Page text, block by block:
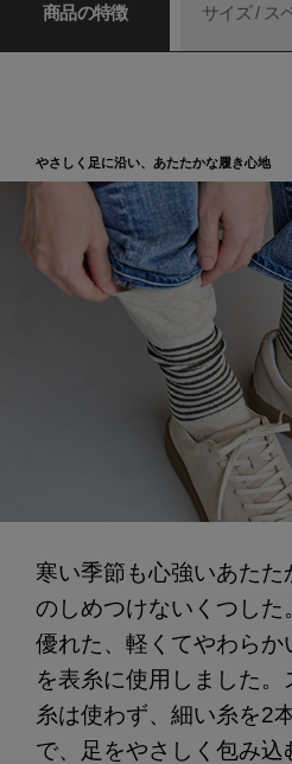
商品の特徴 サイズ / ス
やさしく足に沿い、あたたかな履き心地
寒い季節も心強いあた
のしめつけないくつした
優れた、軽くてやわら
を表糸に使用しました
糸は使わず、細い糸を2
で、足をやさしく包み込